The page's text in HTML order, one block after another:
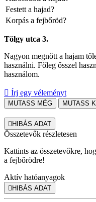
Festett a hajad?
Korpás a fejbőröd?
Tölgy utca 3.
Nagyon megnőtt a hajam
használni. Főleg ősszel
használom.
 Írj egy véleményt
MUTASS MÉG MUTASS
 HIBÁS ADAT
Összetevők részletesen
Kattints az összetevőkre,
a fejbőrödre!
Aktív hatóanyagok
 HIBÁS ADAT